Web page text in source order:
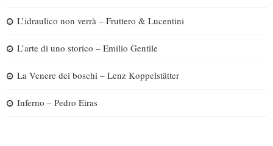
L’idraulico non verrà – Fruttero & Lucentini
L’arte di uno storico – Emilio Gentile
La Venere dei boschi – Lenz Koppelstätter
Inferno – Pedro Eiras